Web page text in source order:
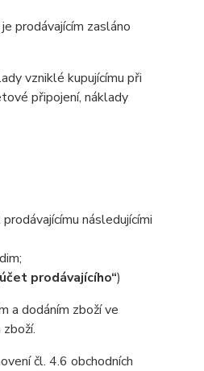
prodávajícím zasláno
vzniklé kupujícímu při
připojení, náklady
následujícími
prodávajícího“)
a dodáním zboží ve
čl. 4.6 obchodních